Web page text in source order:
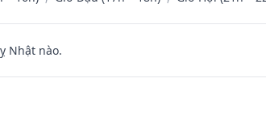
Nhật nào.